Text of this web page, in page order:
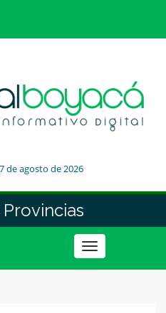
de agosto de 2026
Toggle